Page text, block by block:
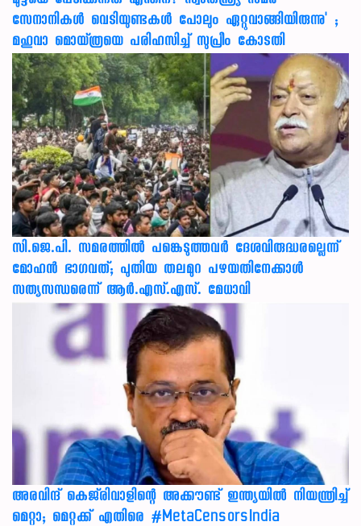
സേനാനികൾ വെടിയുണ്ടകൾ പോലും ഏറ്റുവാങ്ങിയിരുന്നു' ;
മഹുവാ മൊയ്ത്രയെ പരിഹസിച്ച് സുപ്രീം കോടതി
സി.ജെ.പി. സമരത്തിൽ പങ്കെടുത്തവർ ദേശവിരുദ്ധരല്ലെന്ന്
മോഹൻ ഭാഗവത്; പുതിയ തലമുറ പഴയതിനേക്കാൾ
സത്യസന്ധരെന്ന് ആർ.എസ്.എസ്. മേധാവി
അരവിന്ദ് കെജ്‌രിവാളിന്റെ അക്കൗണ്ട് ഇന്ത്യയിൽ നിയന്ത്രിച്ച്
മെറ്റാ; മെറ്റക്ക് എതിരെ #MetaCensorsIndia